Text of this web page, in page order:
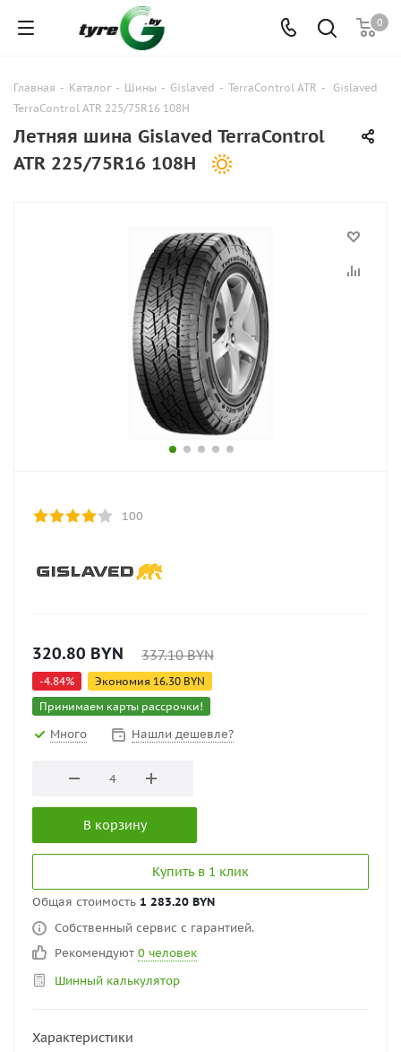
0
Главная - Каталог - Шины - Gislaved - TerraControl ATR -
Gislaved
TerraControl ATR 225/75R16 108H
Летняя шина Gislaved TerraControl
ATR 225/75R16 108H
100
320.80 BYN 337.10BYN
-4.84% Экономия 16.30 BYN
Принимаем карты рассрочки!
Много Нашли дешевле?
В корзину
Купить в 1 клик
Общая стоимость 1 283.20 BYN
Собственный сервис с гарантией.
Рекомендуют 0 человек
Шинный калькулятор
Характеристики